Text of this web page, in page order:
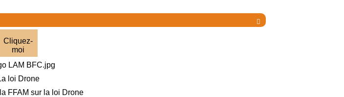

Cliquez-
moi
loi Drone
FFAM sur la loi Drone